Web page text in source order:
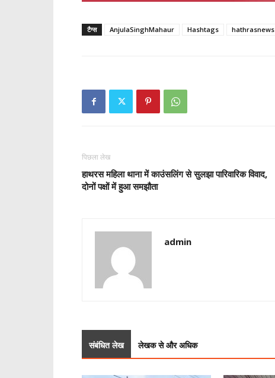
टैग्स AnjulaSinghMahaur Hashtags hathrasnews
पिछला लेख
हाथरस महिला थाना में काउंसलिंग से सुलझा पारिवारिक विवाद,
दोनों पक्षों में हुआ समझौता
admin
संबंधित लेख लेखक से और अधिक